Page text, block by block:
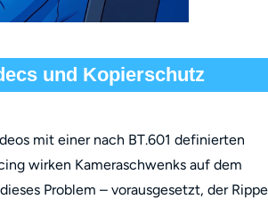
und Kopierschutz
mit einer nach BT.601 definierten
wirken Kameraschwenks auf dem
Problem – vorausgesetzt, der